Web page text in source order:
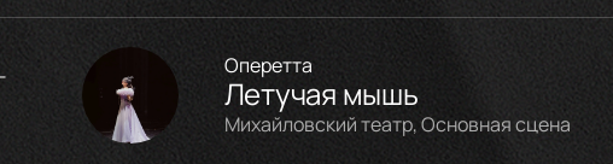
Оперетта
Летучая мышь
Михайловский театр, Основная сцена